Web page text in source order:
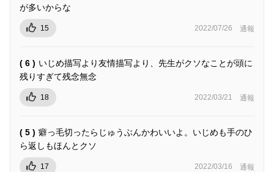
が多いからな
15 2022/07/26 通報
( 6 ) いじめ描写より友情描写より、先生がクソなことが頭に
残りすぎて残念無念
18 2022/03/21 通報
( 5 ) 癖っ毛切ったらじゅうぶんかわいいよ。いじめも手のひ
ら返しもほんとクソ
17 2022/03/16 通報